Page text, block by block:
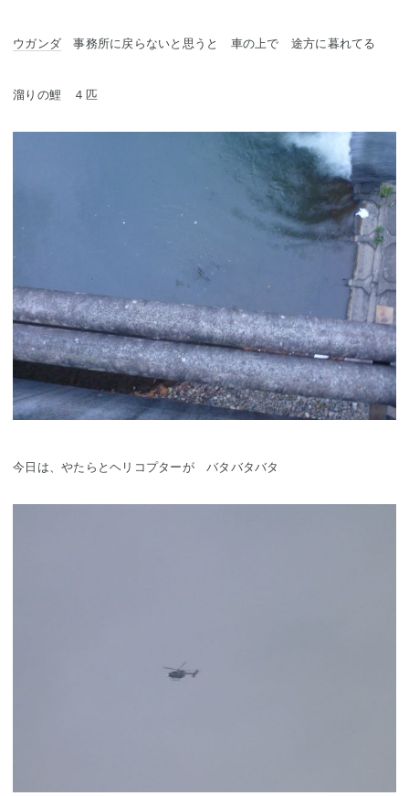
ウガンダ 事務所に戻らないと思うと 車の上で 途方に暮れてる
溜りの鯉 ４匹
今日は、やたらとヘリコプターが バタバタバタ